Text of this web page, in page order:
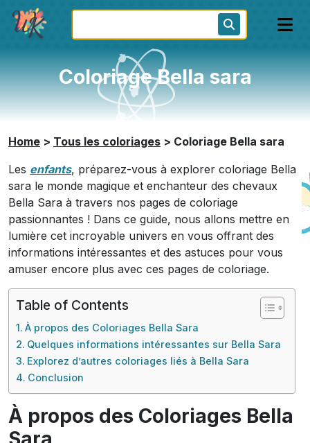
Coloriage Bella sara
Home > Tous les coloriages > Coloriage Bella sara
Les enfants, préparez-vous à explorer coloriage Bella
sara le monde magique et enchanteur des chevaux
Bella Sara à travers nos pages de coloriage
passionnantes ! Dans ce guide, nous allons mettre en
lumière cet incroyable univers en vous offrant des
informations intéressantes et des astuces pour vous
amuser encore plus avec ces pages de coloriage.
Table of Contents
À propos des Coloriages Bella Sara
Quelques informations intéressantes sur Bella Sara
Explorez d’autres coloriages liés à Bella Sara
Conclusion
À propos des Coloriages Bella